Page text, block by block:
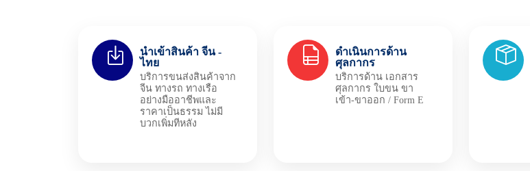
นำเข้าสินค้า จีน -
ไทย
บริการขนส่งสินค้าจาก
จีน ทางรถ ทางเรือ
อย่างมืออาชีพและ
ราคาเป็นธรรม ไม่มี
บวกเพิ่มทีหลัง
ดำเนินการด้าน
ศุลกากร
บริการด้าน เอกสาร
ศุลกากร ใบขน ขา
เข้า-ขาออก / Form E